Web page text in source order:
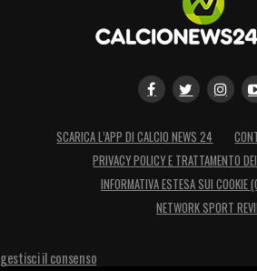
SCARICA L’APP DI CALCIO NEWS 24
PRIVACY POLICY E TRATTAMENTO
INFORMATIVA ESTESA SUI COOKIE
NETWORK SPORT
gestisci il consenso